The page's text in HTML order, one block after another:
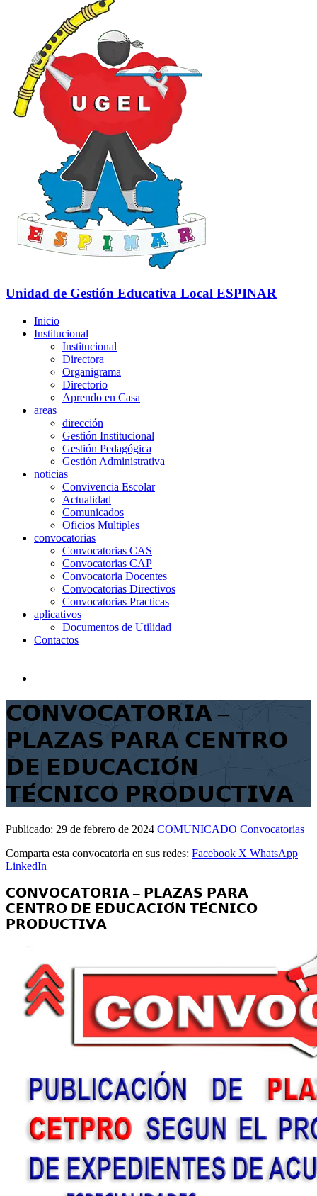
Unidad de Gestión Educativa Local ESPINAR
Inicio
Institucional
Institucional
Directora
Organigrama
Directorio
Aprendo en Casa
areas
dirección
Gestión Institucional
Gestión Pedagógica
Gestión Administrativa
noticias
Convivencia Escolar
Actualidad
Comunicados
Oficios Multiples
convocatorias
Convocatorias CAS
Convocatorias CAP
Convocatoria Docentes
Convocatorias Directivos
Convocatorias Practicas
aplicativos
Documentos de Utilidad
Contactos
𝗖𝗢𝗡𝗩𝗢𝗖𝗔𝗧𝗢𝗥𝗜𝗔 –
𝗣𝗟𝗔𝗭𝗔𝗦 𝗣𝗔𝗥𝗔 𝗖𝗘𝗡𝗧𝗥𝗢
𝗗𝗘 𝗘𝗗𝗨𝗖𝗔𝗖𝗜𝗢́𝗡
𝗧𝗘́𝗖𝗡𝗜𝗖𝗢 𝗣𝗥𝗢𝗗𝗨𝗖𝗧𝗜𝗩𝗔
Publicado: 29 de febrero de 2024 COMUNICADO Convocatorias
Comparta esta convocatoria en sus redes: Facebook X WhatsApp
LinkedIn
𝗖𝗢𝗡𝗩𝗢𝗖𝗔𝗧𝗢𝗥𝗜𝗔 – 𝗣𝗟𝗔𝗭𝗔𝗦 𝗣𝗔𝗥𝗔
𝗖𝗘𝗡𝗧𝗥𝗢 𝗗𝗘 𝗘𝗗𝗨𝗖𝗔𝗖𝗜𝗢́𝗡 𝗧𝗘́𝗖𝗡𝗜𝗖𝗢
𝗣𝗥𝗢𝗗𝗨𝗖𝗧𝗜𝗩𝗔